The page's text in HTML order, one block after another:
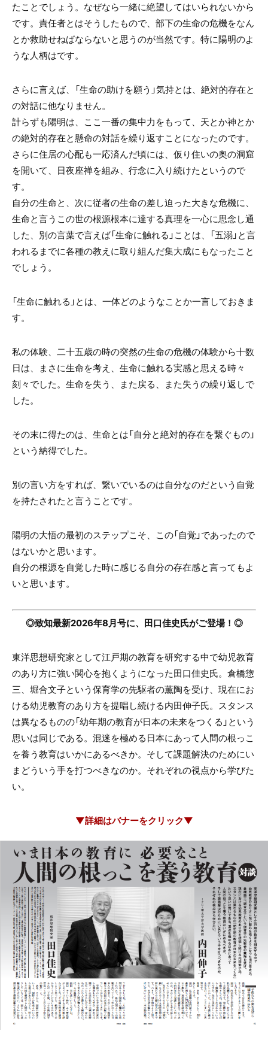
たことでしょう。なぜなら一緒に絶望してはいられないから
です。責任者とはそうしたもので、部下の生命の危機をなん
とか救助せねばならないと思うのが当然です。特に陽明のよ
うな人柄はです。
さらに言えば、「生命の助けを願う」気持とは、絶対的存在と
の対話に他なりません。
計らずも陽明は、ここ一番の集中力をもって、天とか神とか
の絶対的存在と懸命の対話を繰り返すことになったのです。
さらに住居の心配も一応済んだ頃には、仮り住いの奥の洞窟
を開いて、日夜座禅を組み、行念に入り続けたというので
す。
自分の生命と、次に従者の生命の差し迫った大きな危機に、
生命と言うこの世の根源根本に達する真理を一心に思念し通
した、別の言葉で言えば「生命に触れる」ことは、「五溺」と言
われるまでに各種の教えに取り組んだ集大成にもなったこと
でしょう。
「生命に触れる」とは、一体どのようなことか一言しておきま
す。
私の体験、二十五歳の時の突然の生命の危機の体験から十数
日は、まさに生命を考え、生命に触れる実感と思える時々
刻々でした。生命を失う、また戻る、また失うの繰り返しで
した。
その末に得たのは、生命とは「自分と絶対的存在を繋ぐもの」
という納得でした。
別の言い方をすれば、繋いでいるのは自分なのだという自覚
を持たされたと言うことです。
陽明の大悟の最初のステップこそ、この「自覚」であったので
はないかと思います。
自分の根源を自覚した時に感じる自分の存在感と言ってもよ
いと思います。
◎致知最新2026年8月号に、田口佳史氏がご登場！◎
東洋思想研究家として江戸期の教育を研究する中で幼児教育
のあり方に強い関心を抱くようになった田口佳史氏。倉橋惣
三、堀合文子という保育学の先駆者の薫陶を受け、現在にお
ける幼児教育のあり方を提唱し続ける内田伸子氏。スタンス
は異なるものの「幼年期の教育が日本の未来をつくる」という
思いは同じである。混迷を極める日本にあって人間の根っこ
を養う教育はいかにあるべきか。そして課題解決のためにい
まどういう手を打つべきなのか。それぞれの視点から学びた
い。
▼詳細はバナーをクリック▼